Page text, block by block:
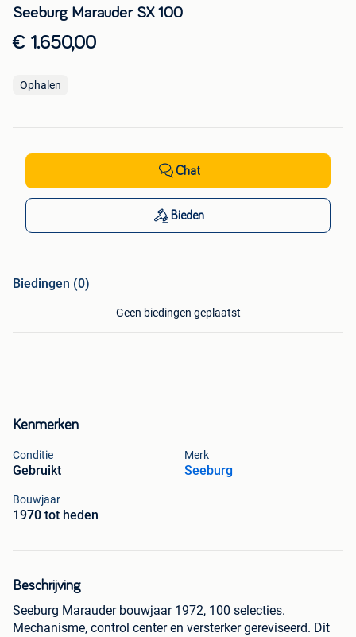
Kenmerken
Conditie
Gebruikt
Merk
Seeburg
Bouwjaar
1970 tot heden
Beschrijving
Seeburg Marauder bouwjaar 1972, 100 selecties.
Mechanisme, control center en versterker gereviseerd. Dit
Seeburg Marauder SX 100
€ 1.650,00
Ophalen
Chat
Bieden
Biedingen (0)
Geen biedingen geplaatst